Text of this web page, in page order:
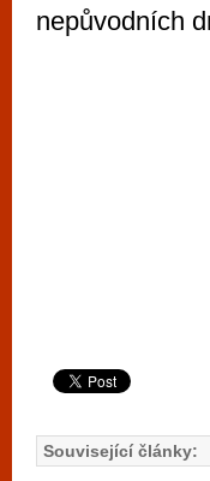
nepůvodních
Související články: